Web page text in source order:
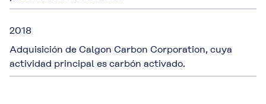
2018
Adquisición de Calgon Carbon Corporation, cuya
actividad principal es carbón activado.